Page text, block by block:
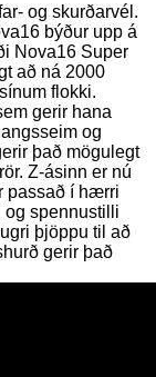
og skurðarvél.
býður upp á
Nova16 Super
að ná 2000
flokki.
gerir hana
og
það mögulegt
Z-ásinn er nú
passað í hærri
og spennustilli
þjöppu til að
gerir það